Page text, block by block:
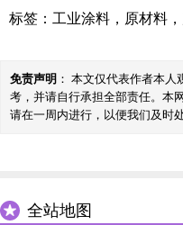
标签： 工业涂料 ， 原材料 ，
免责声明 ： 本文仅代表作者本
考，并请自行承担全部责任。本
请在一周内进行，以便我们及时
全站地图